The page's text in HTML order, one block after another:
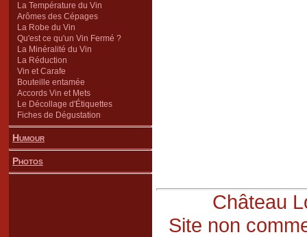
La Température du Vin
Arômes des Cépages
La Robe du Vin
Qu'est ce qu'un Vin Fermé ?
La Minéralité du Vin
La Réduction
Vin et Carafe
Bouteille entamée
Accords Vin et Mets
Le Décollage d'Étiquettes
Fiches de Dégustation
Humour
Photos
Château
Site non